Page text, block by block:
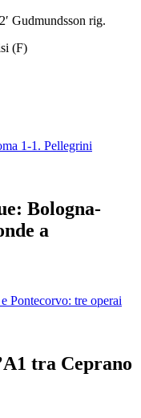
Gudmundsson rig.
(F)
1-1. Pellegrini
Bologna-
a
Pontecorvo: tre operai
tra Ceprano